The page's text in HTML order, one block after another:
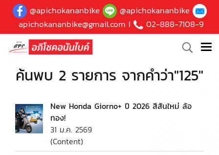
@apichokananbike
@apichokananbike
apichokananbike@gmail.com I 02-888-7108-9
ค้นพบ 2 รายการ จากคำว่า"125"
New Honda Giorno+ ปี 2026 สีสันใหม่ ล้อ
ทอง!
31 ม.ค. 2569
(Content)